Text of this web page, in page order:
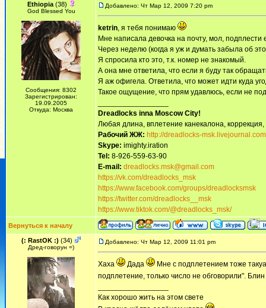
Ethiopia(38)
God Blessed You
Сообщения: 8302
Зарегистрирован:
19.09.2005
Откуда: Москва
Добавлено: Чт Мар 12, 2009 7:20 pm
ketrin, я тебя понимаю
Мне написала девочка на почту, мол, подплести
Через неделю (когда я уж и думать забыла об
Я спросила кто это, т.к. номер не знакомый.
А она мне ответила, что если я буду так
Я аж офигела. Ответила, что может идти куда
Такое ощущение, что прям удавлюсь, если не
Dreadlocks inna Moscow Сity!
Любая длина, вплетение канекалона,
Рабочий ЖЖ: http://dreadlocks-
Skype: imighty.iration
Tel: 8-926-559-63-90
E-mail: dreadlocks.msk@gmail.com
https://vk.com/dreadlocks_msk
https://www.facebook.com/groups/dreadlocksmsk
https://twitter.com/dreadlocks__msk
https://www.tiktok.com/@dreadlocks_msk/
Вернуться к началу
(: RastOK :) (34)
Дред-говорун =)
Добавлено: Чт Мар 12, 2009 11:01 pm
Хаха Дада
Мне с подплетением тоже
подплетение, только число не обговорили". Блин
Как хорошо жить на этом свете